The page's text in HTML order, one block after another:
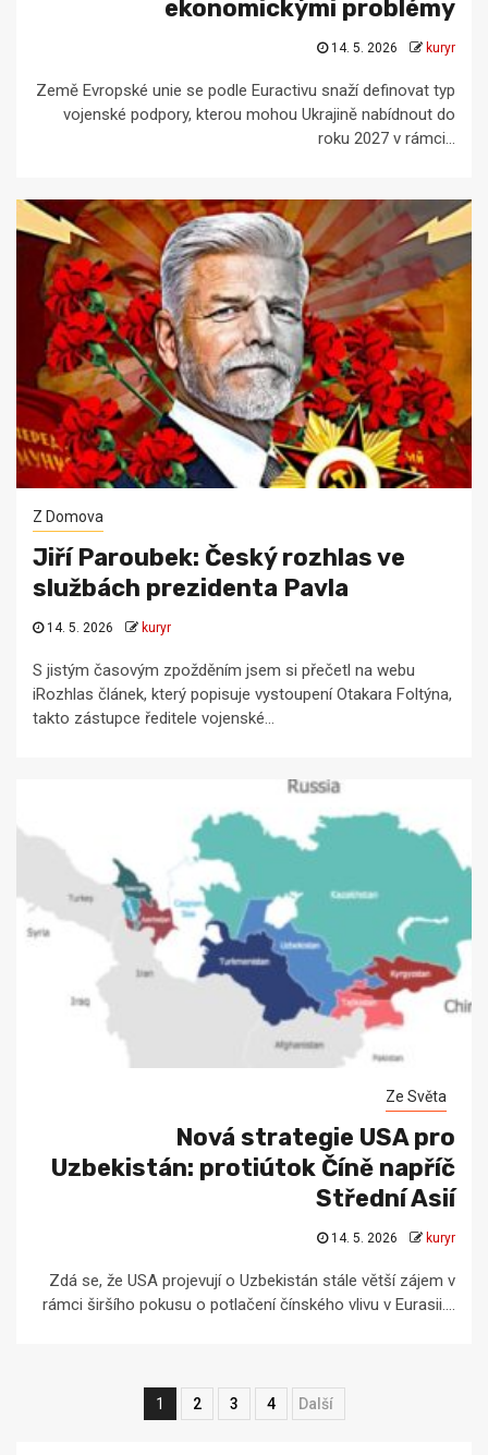
ekonomickými problémy
14. 5. 2026 kuryr
Země Evropské unie se podle Euractivu snaží definovat typ
vojenské podpory, kterou mohou Ukrajině nabídnout do
roku 2027 v rámci...
Z Domova
Jiří Paroubek: Český rozhlas ve
službách prezidenta Pavla
14. 5. 2026 kuryr
S jistým časovým zpožděním jsem si přečetl na webu
iRozhlas článek, který popisuje vystoupení Otakara Foltýna,
takto zástupce ředitele vojenské...
Ze Světa
Nová strategie USA pro
Uzbekistán: protiútok Číně napříč
Střední Asií
14. 5. 2026 kuryr
Zdá se, že USA projevují o Uzbekistán stále větší zájem v
rámci širšího pokusu o potlačení čínského vlivu v Eurasii....
Navigace
1 2 3 4